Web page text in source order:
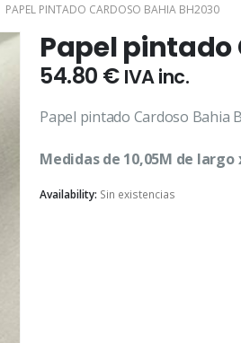
PAPEL PINTADO CARDOSO BAHIA BH2030
Papel pintado
54.80 € IVA inc.
Papel pintado Cardoso Bahia
Medidas de 10,05M de largo
Availability: Sin existencias